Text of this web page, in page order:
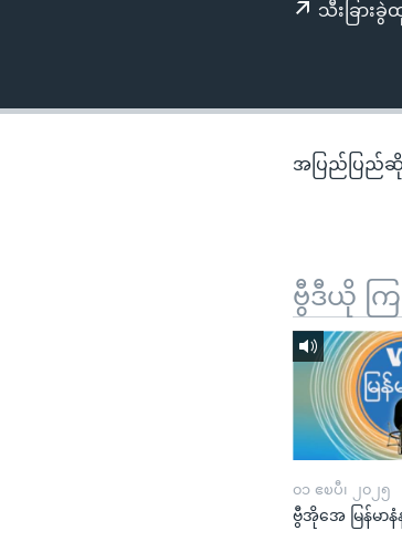
ကျော်
သီးခြား
အပြည်ပြည်ဆိုင်
ဗွီဒီယို က
၀၁ ဧၿပီ၊ ၂၀၂၅
ဗွီအိုအေ မြန်မာနံ